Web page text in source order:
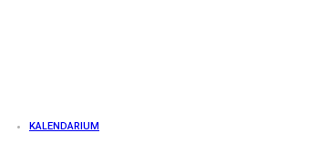
KALENDARIUM